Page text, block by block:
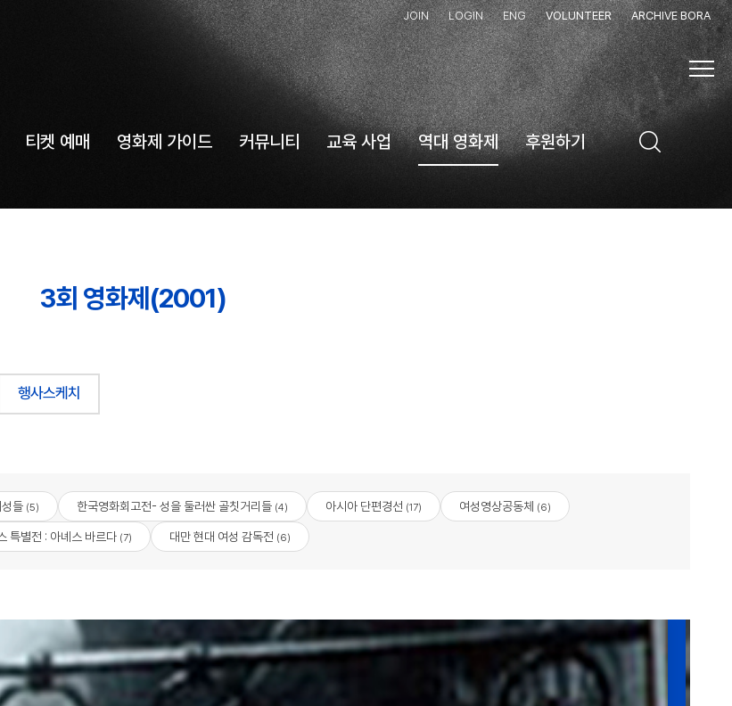
JOIN LOGIN ENG VOLUNTEER ARCHIVE BORA
티켓 예매 영화제 가이드 커뮤니티 교육 사업 역대 영화제 후원하기
3회 영화제(2001)
행사스케치
들 (5) 한국영화회고전- 성을 둘러싼 골칫거리들 (4) 아시아 단편경선 (17) 여성영상공동체 (6)
특별전 : 아녜스 바르다 (7) 대만 현대 여성 감독전 (6)